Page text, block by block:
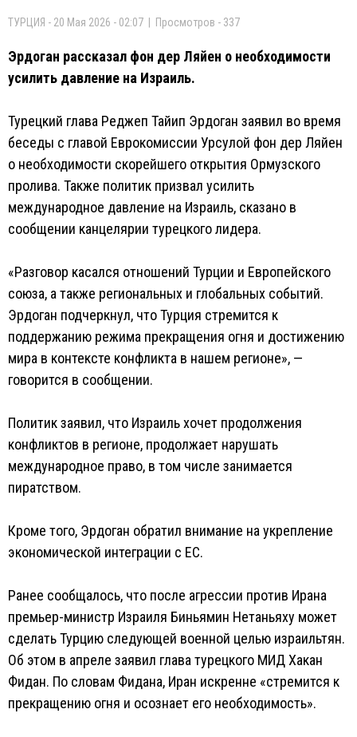
ТУРЦИЯ - 20 Мая 2026 - 02:07 | Просмотров - 337
Эрдоган рассказал фон дер Ляйен о необходимости
усилить давление на Израиль.
Турецкий глава Реджеп Тайип Эрдоган заявил во время
беседы с главой Еврокомиссии Урсулой фон дер Ляйен
о необходимости скорейшего открытия Ормузского
пролива. Также политик призвал усилить
международное давление на Израиль, сказано в
сообщении канцелярии турецкого лидера.
«Разговор касался отношений Турции и Европейского
союза, а также региональных и глобальных событий.
Эрдоган подчеркнул, что Турция стремится к
поддержанию режима прекращения огня и достижению
мира в контексте конфликта в нашем регионе», —
говорится в сообщении.
Политик заявил, что Израиль хочет продолжения
конфликтов в регионе, продолжает нарушать
международное право, в том числе занимается
пиратством.
Кроме того, Эрдоган обратил внимание на укрепление
экономической интеграции с ЕС.
Ранее сообщалось, что после агрессии против Ирана
премьер-министр Израиля Биньямин Нетаньяху может
сделать Турцию следующей военной целью израильтян.
Об этом в апреле заявил глава турецкого МИД Хакан
Фидан. По словам Фидана, Иран искренне «стремится к
прекращению огня и осознает его необходимость».